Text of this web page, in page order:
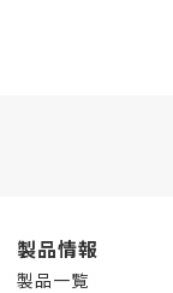
製品情報
製品一覧